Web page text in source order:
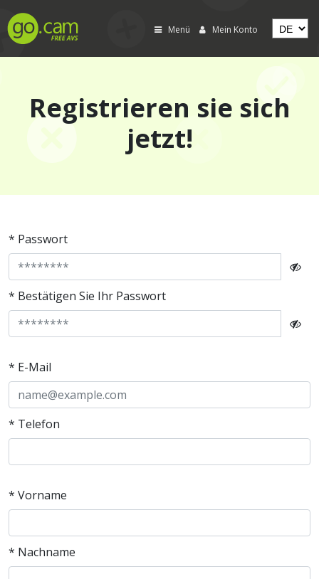
Menü Mein Konto
Registrieren sie sich
jetzt!
* Passwort
* Bestätigen Sie Ihr Passwort
* E-Mail
* Telefon
* Vorname
* Nachname